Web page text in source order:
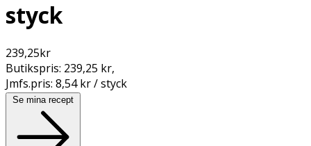
styck
239,25kr
Butikspris: 239,25 kr,
Jmfs.pris: 8,54 kr / styck
Se mina recept